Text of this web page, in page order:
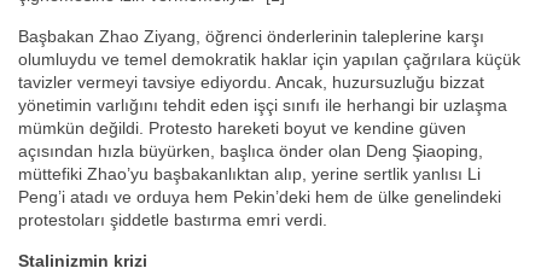
Başbakan Zhao Ziyang, öğrenci önderlerinin taleplerine karşı
olumluydu ve temel demokratik haklar için yapılan çağrılara küçük
tavizler vermeyi tavsiye ediyordu. Ancak, huzursuzluğu bizzat
yönetimin varlığını tehdit eden işçi sınıfı ile herhangi bir uzlaşma
mümkün değildi. Protesto hareketi boyut ve kendine güven
açısından hızla büyürken, başlıca önder olan Deng Şiaoping,
müttefiki Zhao’yu başbakanlıktan alıp, yerine sertlik yanlısı Li
Peng’i atadı ve orduya hem Pekin’deki hem de ülke genelindeki
protestoları şiddetle bastırma emri verdi.
Stalinizmin krizi